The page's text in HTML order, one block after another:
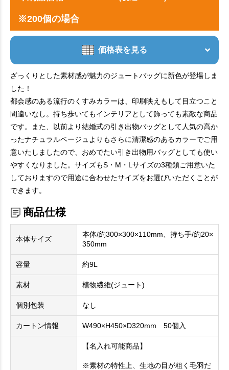
※200個の場合
価格表を見る
ざっくりとした素材感が魅力のジュートバッグに新色が登場しま
した！
都会感のある流行のくすみカラーは、印刷映えもして目立つこと
間違いなし。持ち歩いてもインテリアとして飾っても素敵な商品
です。また、以前より結婚式の引き出物バッグとして人気の高か
ったナチュラルベージュよりもさらに清潔感のあるカラーでご用
意いたしましたので、おめでたい引き出物用バッグとしても使い
やすくなりました。サイズもS・M・Lサイズの3種類ご用意いた
しておりますので用途に合わせたサイズをお選びいただくことが
できます。
商品仕様
本体サイズ
本体/約300×300×110mm、持ち手/約20×
350mm
容量 約9L
素材 植物繊維(ジュート)
個別包装 なし
カートン情報 W490×H450×D320mm 50個入
【名入れ可能商品】
※素材の特性上、生地の目が粗く毛羽だ